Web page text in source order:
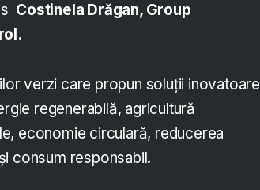
Costinela Drăgan, Group
verzi care propun soluții inovatoare
regenerabilă, agricultură
economie circulară, reducerea
consum responsabil.